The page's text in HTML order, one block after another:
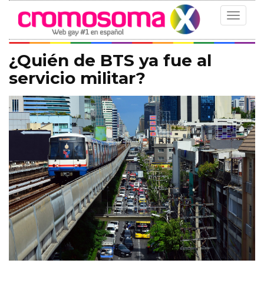
Toggle
¿Quién de BTS ya fue al
servicio militar?